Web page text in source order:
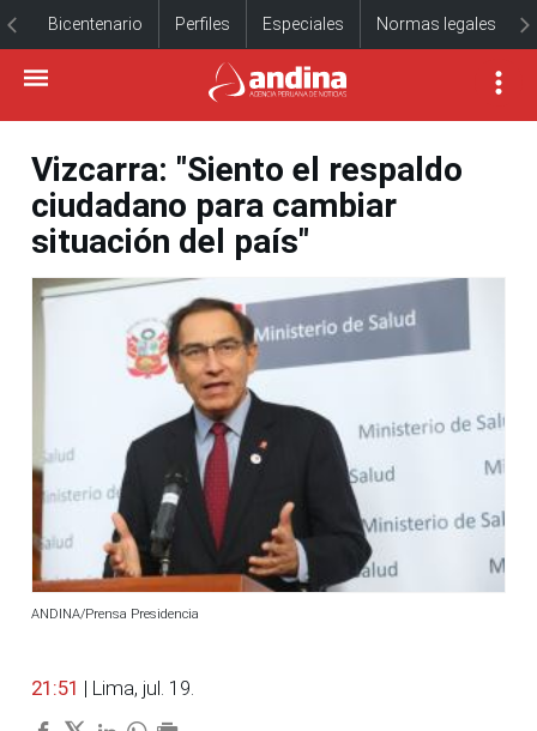
Bicentenario Perfiles Especiales Normas legales
Vizcarra: "Siento el respaldo
ciudadano para cambiar
situación del país"
ANDINA/Prensa Presidencia
21:51 | Lima, jul. 19.